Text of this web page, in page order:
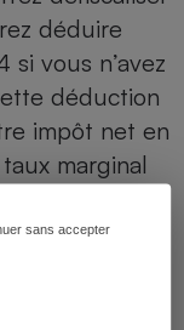
sans accepter
déduire
vous n’avez
déduction
impôt net en
marginal
taux
avis